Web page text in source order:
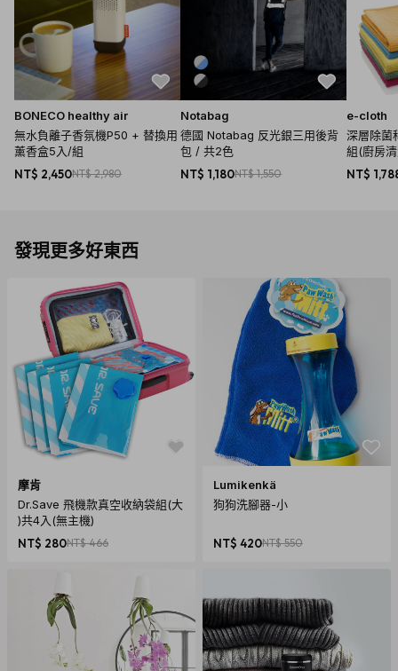
BONECO healthy air
無水負離子香氛機P50 + 替換用
薰香盒5入/組
NT$ 2,450NT$ 2,980
Notabag
德國 Notabag 反光銀三用後背
包 / 共2色
NT$ 1,180NT$ 1,550
e-cloth
深層除菌
組(廚房
用清潔布
布)
NT$
發現更多好東西
摩肯
Dr.Save 飛機款真空收納袋組(大
)共4入(無主機)
NT$ 280NT$ 466
Lumikenkä
狗狗洗腳器-小
NT$ 420NT$ 550